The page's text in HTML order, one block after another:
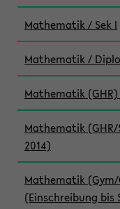
Mathematik / Sek I
Mathematik /
Mathematik (GHR)
Mathematik (GHR/
2014)
Mathematik (Gym/
(Einschreibung bis